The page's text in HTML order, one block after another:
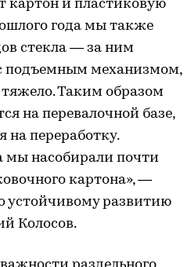
картон и пластиковую
года мы также
стекла — за ним
подъемным механизмом,
Таким образом
на перевалочной базе,
на переработку.
мы насобирали почти
картона», —
устойчивому развитию
Колосов.